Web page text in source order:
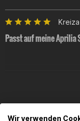
Kreiza
Passt auf meine Aprilia
Kaufempfehlung
optik, passt perfekt
Wir verwenden